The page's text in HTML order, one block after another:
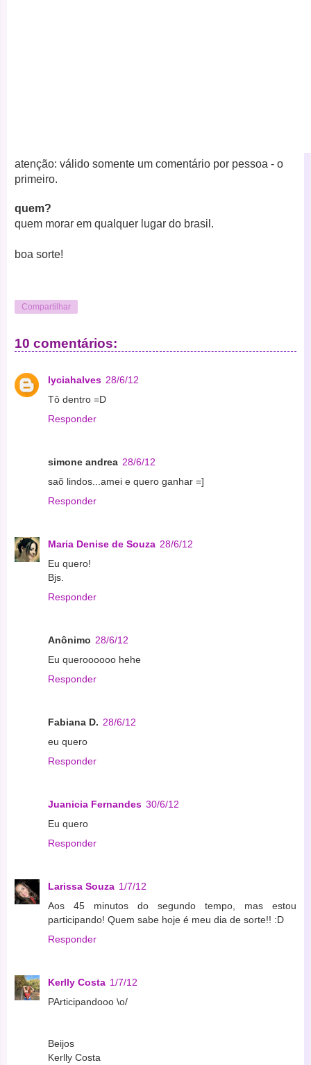
atenção: válido somente um comentário por pessoa - o
primeiro.
quem?
quem morar em qualquer lugar do brasil.
boa sorte!
Compartilhar
10 comentários:
lyciahalves 28/6/12
Tô dentro =D
Responder
simone andrea 28/6/12
saõ lindos...amei e quero ganhar =]
Responder
Maria Denise de Souza 28/6/12
Eu quero!
Bjs.
Responder
Anônimo 28/6/12
Eu queroooooo hehe
Responder
Fabiana D. 28/6/12
eu quero
Responder
Juanicia Fernandes 30/6/12
Eu quero
Responder
Larissa Souza 1/7/12
Aos 45 minutos do segundo tempo, mas estou
participando! Quem sabe hoje é meu dia de sorte!! :D
Responder
Kerlly Costa 1/7/12
PArticipandooo \o/
Beijos
Kerlly Costa